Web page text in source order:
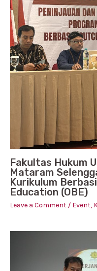
Fakultas Hukum
Mataram
Kurikulum
Education (OBE)
Leave a Comment / Event,